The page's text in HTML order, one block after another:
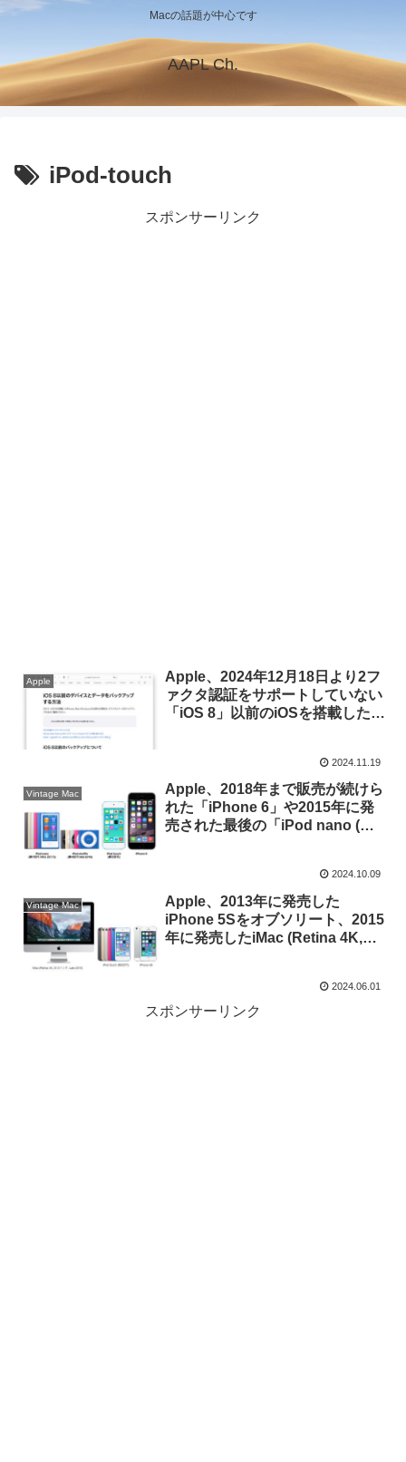
Macの話題が中心です
AAPL Ch.
iPod-touch
スポンサーリンク
Apple
Apple、2024年12月18日より2フ
ァクタ認証をサポートしていない
「iOS 8」以前のiOSを搭載した
2024.11.19
Vintage Mac
Apple、2018年まで販売が続けら
れた「iPhone 6」や2015年に発
売された最後の「iPod nano (第7
2024.10.09
Vintage Mac
Apple、2013年に発売した
iPhone 5Sをオブソリート、2015
年に発売したiMac (Retina 4K,
2024.06.01
スポンサーリンク